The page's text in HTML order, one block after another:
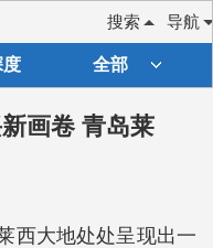
导航
搜索
全部
画卷 青岛莱
西大地处处呈现出一